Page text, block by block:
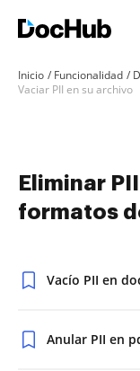
Inicio Funcionalidad
Vaciar PII en su archivo
Eliminar
formatos
Vacío PII en
Anular PII en